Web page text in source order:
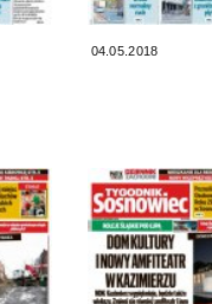
04.05.2018